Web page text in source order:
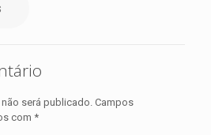
será publicado. Campos
com *